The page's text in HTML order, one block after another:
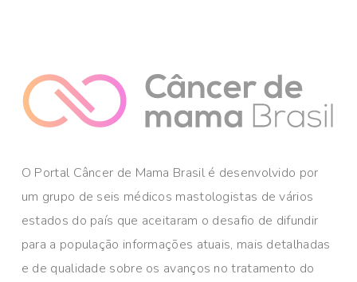
O Portal Câncer de Mama Brasil é desenvolvido por
um grupo de seis médicos mastologistas de vários
estados do país que aceitaram o desafio de difundir
para a população informações atuais, mais detalhadas
e de qualidade sobre os avanços no tratamento do